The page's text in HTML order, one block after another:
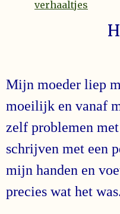
verhaaltjes
Mijn moeder liep
moeilijk en vanaf
zelf problemen
schrijven met een
mijn handen en
precies wat het